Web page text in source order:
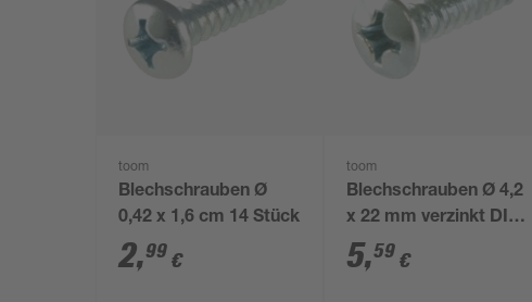
toom
Blechschrauben Ø
0,42 x 1,6 cm 14 Stück
2,99 €
toom
Blechschrauben Ø 4,2
x 22 mm verzinkt DIN
7983 50 Stück
5,59 €